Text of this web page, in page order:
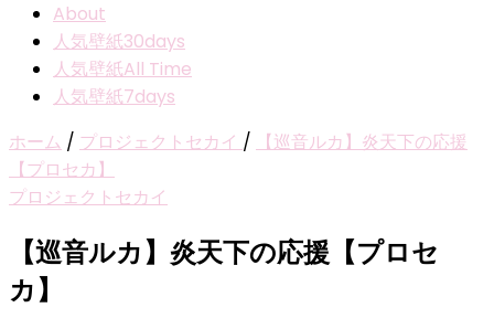
About
人気壁紙30days
人気壁紙All Time
人気壁紙7days
ホーム / プロジェクトセカイ /
【巡音ルカ】炎天下の応援
【プロセカ】
プロジェクトセカイ
【巡音ルカ】炎天下の応援【プロセ
カ】